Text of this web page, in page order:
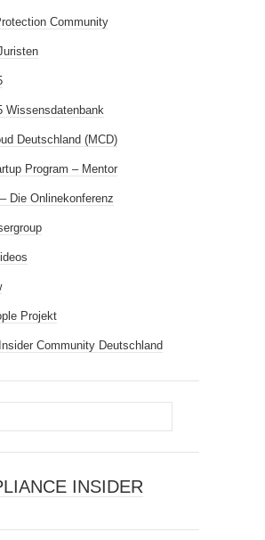
Community
Wissensdatenbank
Deutschland (MCD)
Program – Mentor
Die Onlinekonferenz
Projekt
Community Deutschland
INSIDER